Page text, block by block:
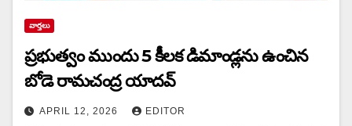
వార్త‌లు
ప్రభుత్వం ముందు 5 కీలక డిమాండ్లను ఉంచిన‌
బోడె రామచంద్ర యాదవ్
APRIL 12, 2026 EDITOR